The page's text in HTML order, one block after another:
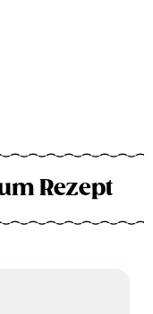
Rezept